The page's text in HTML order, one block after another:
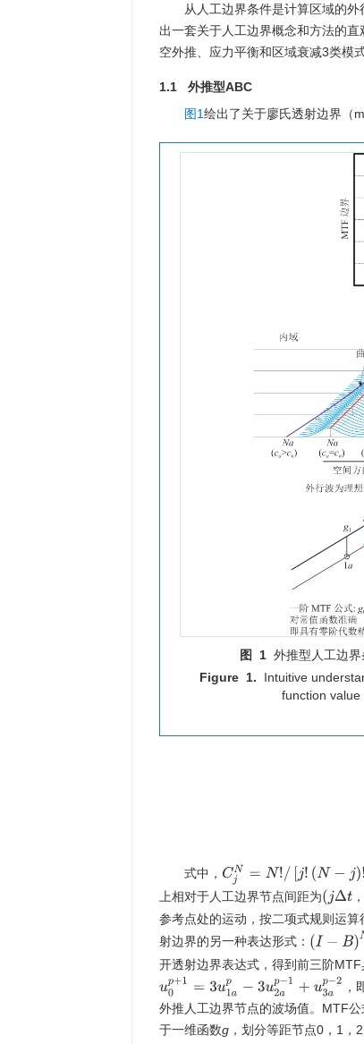
从人工边界条件是计算区域的
出一套关于人工边界概念和方法的
空外推、应力平衡和区域衰减3类模
1.1 外推型ABC
图1绘出了关于廖氏透射边界（
图 1 外推型人工边
Figure 1.
Intuitive
function
式中， CjN N! [j!(N−j)!]
上相对于人工边界节点间距为
，
(Δt， c
参考点处的运动，按二项式规则运
射边界的另一种表达形式： (I − Nu0
开透射边界表达式，得到前三阶MTF
u0p+ 1=3 u1ap u2ap−1 u 3ap−2 ，
外推人工边界节点的波场值。MTF
于一维函数g ，划分等距节点0，1